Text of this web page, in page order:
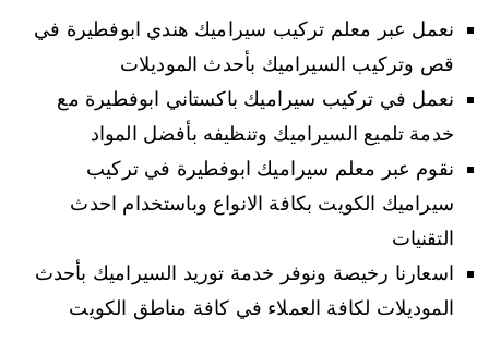
نعمل عبر معلم تركيب سيراميك هندي ابوفطيرة في
قص وتركيب السيراميك بأحدث الموديلات
نعمل في تركيب سيراميك باكستاني ابوفطيرة مع
خدمة تلميع السيراميك وتنظيفه بأفضل المواد
نقوم عبر معلم سيراميك ابوفطيرة في تركيب
سيراميك الكويت بكافة الانواع وباستخدام احدث
التقنيات
اسعارنا رخيصة ونوفر خدمة توريد السيراميك بأحدث
الموديلات لكافة العملاء في كافة مناطق الكويت